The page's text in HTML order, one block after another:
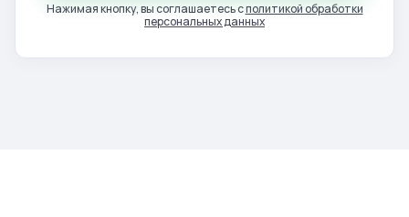
Нажимая кнопку, вы соглашаетесь сполитикой обработки
персональных данных